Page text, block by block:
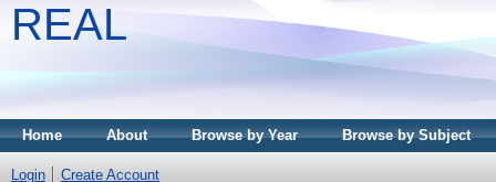
REAL
Home About Browse by Year Browse by Subject
Login Create Account